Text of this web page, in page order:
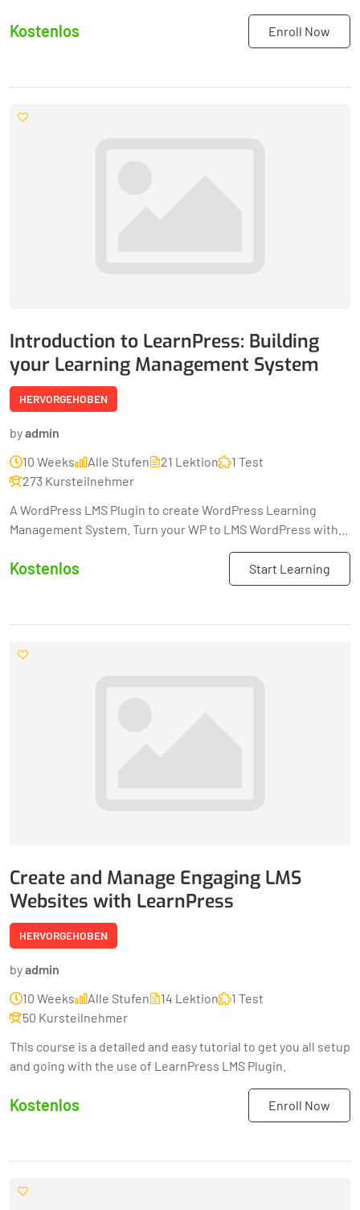
Kostenlos Enroll Now
Introduction to LearnPress: Building
your Learning Management System
HERVORGEHOBEN
byadmin
10 Weeks
Alle Stufen 21 Lektion
1 Test
273 Kursteilnehmer
A WordPress LMS Plugin to create WordPress Learning
Management System. Turn your WP to LMS WordPress with
Kostenlos Start Learning
Create and Manage Engaging LMS
Websites with LearnPress
HERVORGEHOBEN
byadmin
10 Weeks
Alle Stufen 14 Lektion
1 Test
50 Kursteilnehmer
This course is a detailed and easy tutorial to get you all setup
and going with the use of LearnPress LMS Plugin.
Kostenlos Enroll Now